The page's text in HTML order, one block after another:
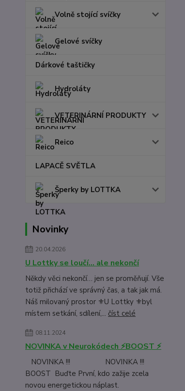
Volně stojící svíčky
Gelové svíčky
Dárkové taštičky
Hydroláty
VETERINÁRNÍ PRODUKTY
Reico
LAPACĚ SVĚTLA
Šperky by LOTTKA
Novinky
20.04.2026
U Lottky se loučí… ale nekončí
Někdy věci nekončí… jen se proměňují. Vše
totiž přichází ve správný čas, a tak jak má.
Náš milovaný prostor ⚜️U Lottky ⚜️byl
místem setkání, sdílení,... číst celé
08.11.2024
NOVINKA v Neurokódech ⚡BOOST ⚡
NOVINKA !!! NOVINKA !!!
BOOST Buďte První, kdo zažije zcela
novou energetickou náplast.